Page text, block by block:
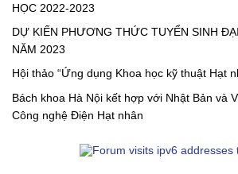
HỌC 2022-2023
DỰ KIẾN PHƯƠNG THỨC TUYỂN SINH
NĂM 2023
Hội thảo “Ứng dụng Khoa học kỹ thuật Hạt
Bách khoa Hà Nội kết hợp với Nhật Bản và
Công nghệ Điện Hạt nhân